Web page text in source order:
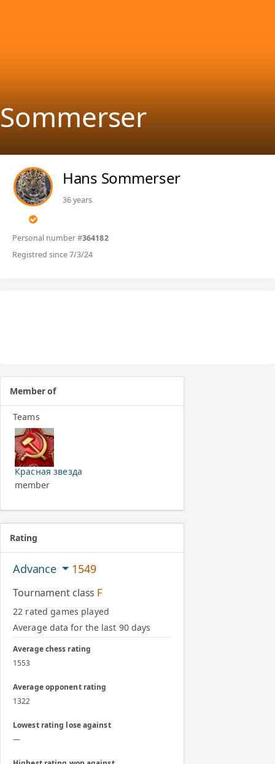
Sommerser
Hans Sommerser
36 years
Personal number #364182
Registred since 7/3/24
Member of
Teams
Красная звезда
member
Rating
Advance 1549
Tournament class F
22 rated games played
Average data for the last 90 days
Average chess rating
1553
Average opponent rating
1322
Lowest rating lose against
—